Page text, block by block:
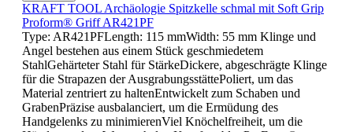
KRAFT TOOL Archäologie Spitzkelle schmal mit Soft Grip
Proform® Griff AR421PF
Type: AR421PFLength: 115 mmWidth: 55 mm Klinge und
Angel bestehen aus einem Stück geschmiedetem
StahlGehärteter Stahl für StärkeDickere, abgeschrägte Klinge
für die Strapazen der AusgrabungsstättePoliert, um das
Material zentriert zu haltenEntwickelt zum Schaben und
GrabenPräzise ausbalanciert, um die Ermüdung des
Handgelenks zu minimierenViel Knöchelfreiheit, um die